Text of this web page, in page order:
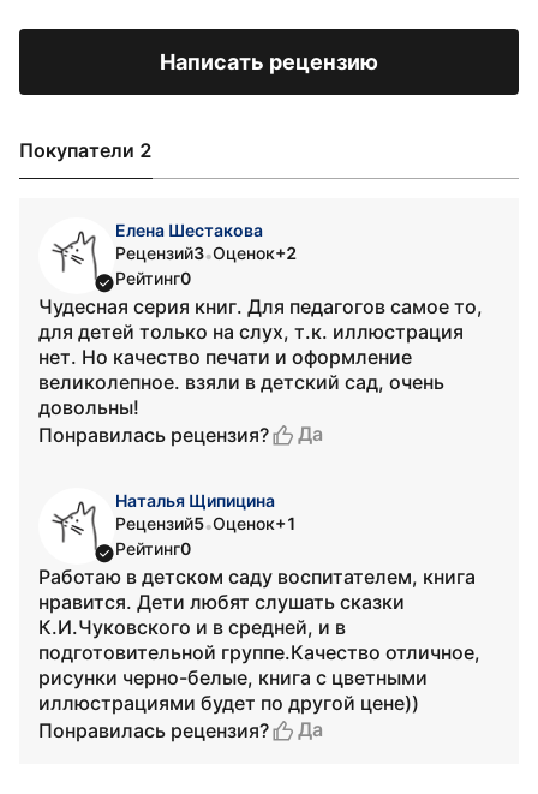
Написать рецензию
Покупатели 2
Елена Шестакова
Рецензий3•Оценок+2
Рейтинг0
Чудесная серия книг. Для педагогов самое то,
для детей только на слух, т.к. иллюстрация
нет. Но качество печати и оформление
великолепное. взяли в детский сад, очень
довольны!
Понравилась рецензия?
Да
Наталья Щипицина
Рецензий5•Оценок+1
Рейтинг0
Работаю в детском саду воспитателем, книга
нравится. Дети любят слушать сказки
К.И.Чуковского и в средней, и в
подготовительной группе.Качество отличное,
рисунки черно-белые, книга с цветными
иллюстрациями будет по другой цене))
Понравилась рецензия?
Да